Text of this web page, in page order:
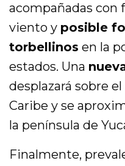
acompañadas con
viento y posible
torbellinos en la
estados. Una
desplazará sobre
Caribe y se
la península de
Finalmente,